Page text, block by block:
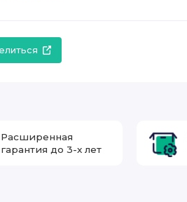
Расширенная
гарантия до 3-х лет